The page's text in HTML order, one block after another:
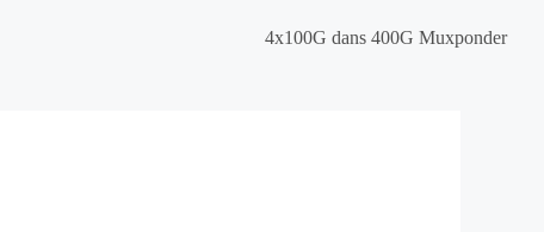
4x100G dans 400G Muxponder